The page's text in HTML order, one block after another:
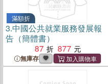
滿額折
3.中國公共就業服務發展報
告（簡體書）
87
877
無庫存